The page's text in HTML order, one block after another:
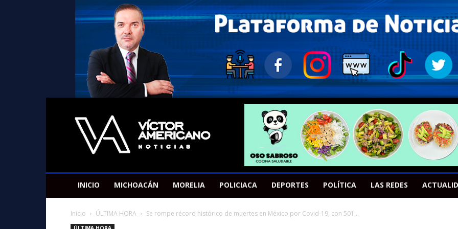
Americano
Victor
INICIO MICHOACÁN MORELIA POLICIACA DEPORTES POLÍTICA LAS REDES
Inicio ÚLTIMA HORA Se rompe récord histórico de muertes en México por Covid-19, con 501...